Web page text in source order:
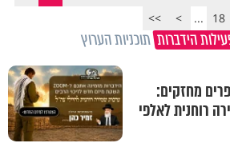
18
...
>
>>
הידברות תוכניות הערוץ
מחזקים:
רוחנית לאלפי